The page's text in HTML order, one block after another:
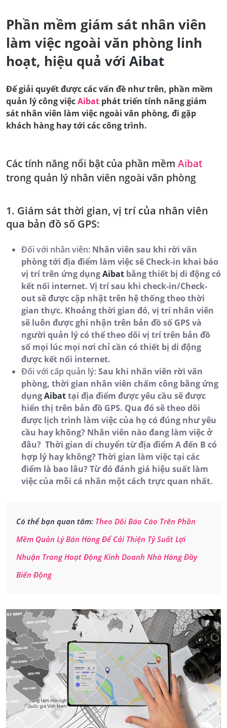
Phần mềm giám sát nhân viên
làm việc ngoài văn phòng linh
hoạt, hiệu quả với Aibat
Để giải quyết được các vấn đề như trên, phần mềm
quản lý công việcAibat phát triển tính năng giám
sát nhân viên làm việc ngoài văn phòng, đi gặp
khách hàng hay tới các công trình.
Các tính năng nổi bật của phần mềm Aibat
trong quản lý nhân viên ngoài văn phòng
1. Giám sát thời gian, vị trí của nhân viên
qua bản đồ số GPS:
Đối với nhân viên: Nhân viên sau khi rời văn
phòng tới địa điểm làm việc sẽ Check-in khai báo
vị trí trên ứng dụngAibat bằng thiết bị di động có
kết nối internet. Vị trí sau khi check-in/Check-
out sẽ được cập nhật trên hệ thống theo thời
gian thực. Khoảng thời gian đó, vị trí nhân viên
sẽ luôn được ghi nhận trên bản đồ số GPS và
người quản lý có thể theo dõi vị trí trên bản đồ
số mọi lúc mọi nơi chỉ cần có thiết bị di động
được kết nối internet.
Đối với cấp quản lý:Sau khi nhân viên rời văn
phòng, thời gian nhân viên chấm công bằng ứng
dụngAibattại địa điểm được yêu cầu sẽ được
hiển thị trên bản đồ GPS. Qua đó sẽ theo dõi
được lịch trình làm việc của họ có đúng như yêu
cầu hay không? Nhân viên nào đang làm việc ở
đâu? Thời gian di chuyển từ địa điểm A đến B có
hợp lý hay không? Thời gian làm việc tại các
điểm là bao lâu? Từ đó đánh giá hiệu suất làm
việc của mỗi cá nhân một cách trực quan nhất.
Có thể bạn quan tâm: Theo Dõi Báo Cáo Trên Phần
Mềm Quản Lý Bán Hàng Để Cải Thiện Tỷ Suất Lợi
Nhuận Trong Hoạt Động Kinh Doanh Nhà Hàng Đầy
Biến Động